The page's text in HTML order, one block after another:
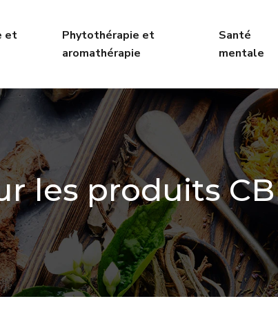
et
Phytothérapie et
aromathérapie
Santé
mentale
les produits